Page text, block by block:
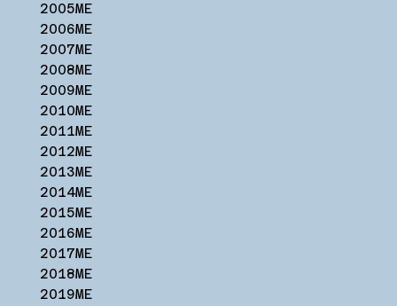
2005ME
2006ME
2007ME
2008ME
2009ME
2010ME
2011ME
2012ME
2013ME
2014ME
2015ME
2016ME
2017ME
2018ME
2019ME